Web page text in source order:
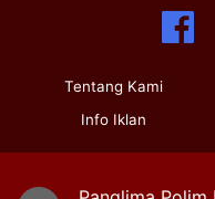
Tentang Kami
Info Iklan